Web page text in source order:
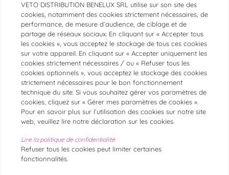
SERVICE CLIENTS
ESPACE ASV ET VÉTÉRINAIRES
PAIEMENTS SÉCURISÉS
MARQUES
CATÉGORIES LES PLUS POPULAIRES
@Chronovet
Conditions générales d'utilisation
Politique de Cookies
Politique de gestion des données personnelles
VETO DISTRIBUTION BENELUX SRL utilise sur son site des
cookies, notamment des cookies strictement nécessaires, de
performance, de mesure d’audience, de ciblage et de
partage de réseaux sociaux. En cliquant sur « Accepter tous
les cookies », vous acceptez le stockage de tous ces cookies
sur votre appareil. En cliquant sur « Accepter uniquement les
cookies strictement nécessaires / ou « Refuser tous les
cookies optionnels », vous acceptez le stockage des cookies
strictement nécessaires pour le bon fonctionnement
technique du site. Si vous souhaitez gérer vos paramètres de
cookies, cliquez sur « Gérer mes paramètres de cookies ».
Pour en savoir plus sur l’utilisation des cookies sur notre site
web, veuillez lire notre déclaration sur les cookies.
Lire la politique de confidentialité
Refuser tous les cookies peut limiter certaines
fonctionnalités.